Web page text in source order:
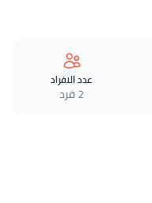
عدد الافراد
2 فرد